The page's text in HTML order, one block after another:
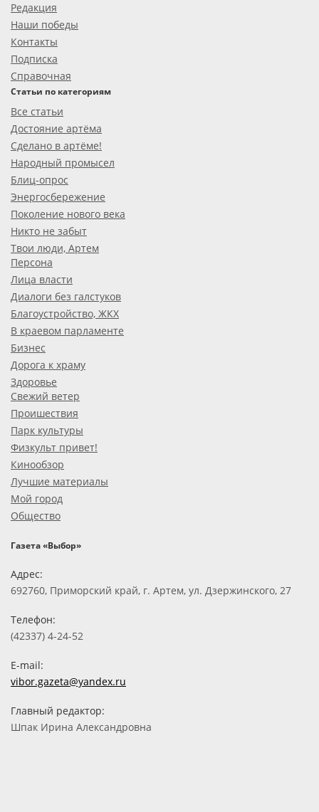
Редакция
Наши победы
Контакты
Подписка
Справочная
Статьи по категориям
Все статьи
Достояние артёма
Сделано в артёме!
Народный промысел
Блиц-опрос
Энергосбережение
Поколение нового века
Никто не забыт
Твои люди, Артем
Персона
Лица власти
Диалоги без галстуков
Благоустройство, ЖКХ
В краевом парламенте
Бизнес
Дорога к храму
Здоровье
Свежий ветер
Проишествия
Парк культуры
Физкульт привет!
Кинообзор
Лучшие материалы
Мой город
Общество
Газета «Выбор»
Адрес:
692760, Приморский край, г. Артем, ул. Дзержинского, 27
Телефон:
(42337) 4-24-52
E-mail:
vibor.gazeta@yandex.ru
Главный редактор:
Шпак Ирина Александровна